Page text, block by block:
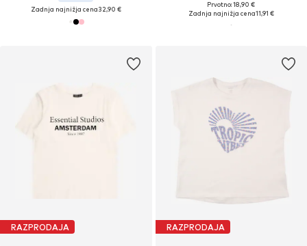
Zadnja najnižja cena32,90 €
Prvotno: 18,90 €
Zadnja najnižja cena11,91 €
RAZPRODAJA RAZPRODAJA